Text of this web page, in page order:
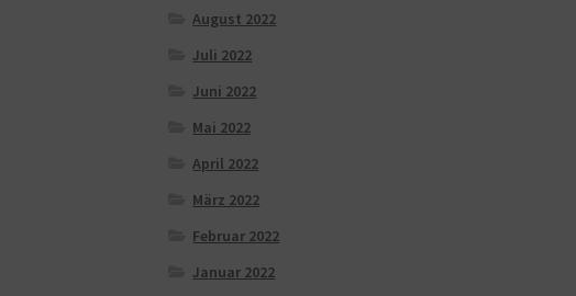
August 2022
Juli 2022
Juni 2022
Mai 2022
April 2022
März 2022
Februar 2022
Januar 2022